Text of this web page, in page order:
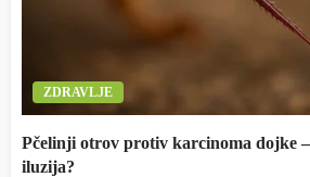
ZDRAVLJE
Pčelinji otrov protiv karcinoma dojke
iluzija?